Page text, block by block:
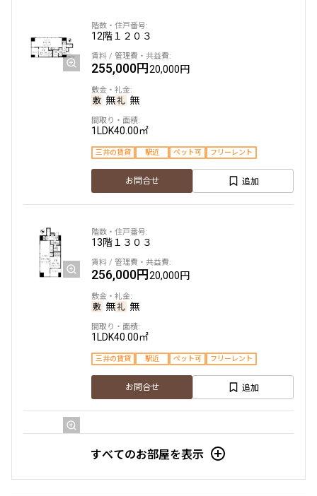
12階１２０３
255,000円20,000円
無 無
1LDK40.00㎡
三井の賃貸 駅近 ペット可 フリーレント
お問合せ 追加
13階１３０３
256,000円20,000円
無 無
1LDK40.00㎡
三井の賃貸 駅近 ペット可 フリーレント
お問合せ 追加
8階８０３
307,000円20,000円
すべてのお部屋を表示